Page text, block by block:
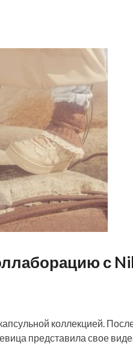
с
коллекцией.
представила свое